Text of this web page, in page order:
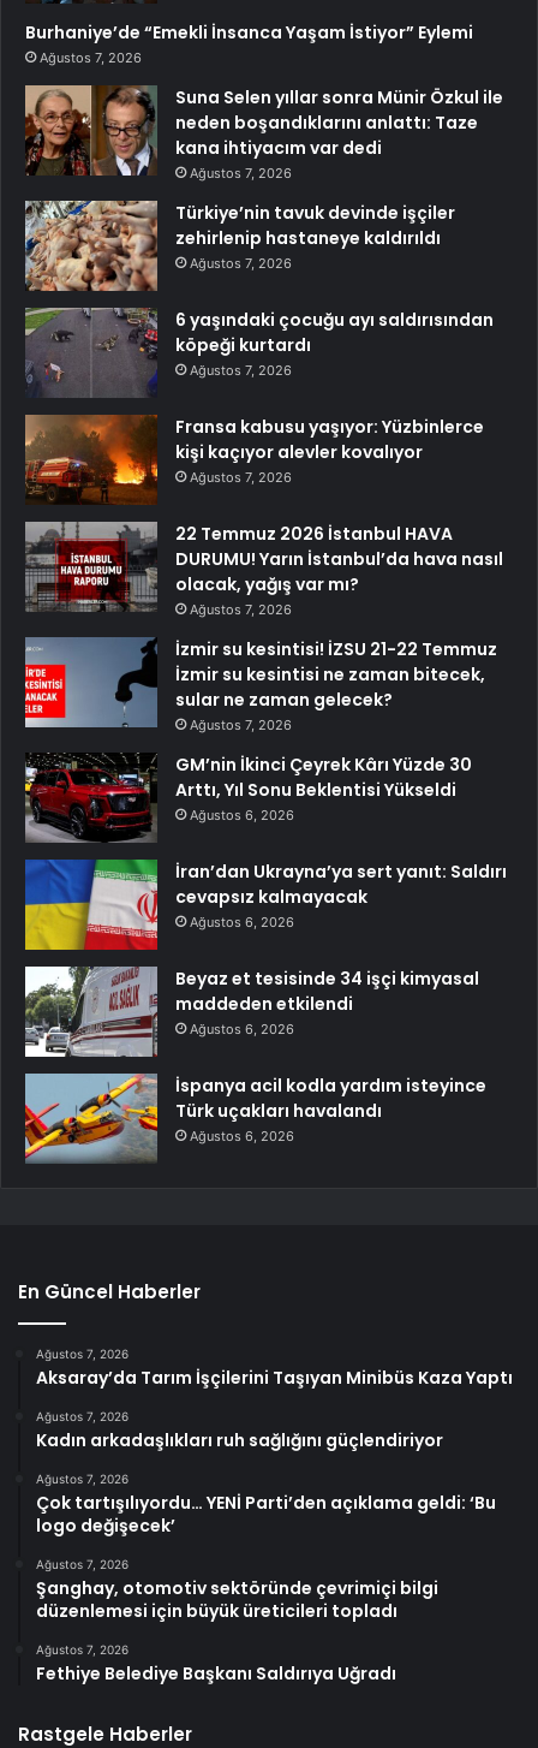
Burhaniye’de “Emekli İnsanca Yaşam İstiyor” Eylemi
Ağustos 7, 2026
Suna Selen yıllar sonra Münir Özkul ile
neden boşandıklarını anlattı: Taze
kana ihtiyacım var dedi
Ağustos 7, 2026
Türkiye’nin tavuk devinde işçiler
zehirlenip hastaneye kaldırıldı
Ağustos 7, 2026
6 yaşındaki çocuğu ayı saldırısından
köpeği kurtardı
Ağustos 7, 2026
Fransa kabusu yaşıyor: Yüzbinlerce
kişi kaçıyor alevler kovalıyor
Ağustos 7, 2026
22 Temmuz 2026 İstanbul HAVA
DURUMU! Yarın İstanbul’da hava nasıl
olacak, yağış var mı?
Ağustos 7, 2026
İzmir su kesintisi! İZSU 21-22 Temmuz
İzmir su kesintisi ne zaman bitecek,
sular ne zaman gelecek?
Ağustos 7, 2026
GM’nin İkinci Çeyrek Kârı Yüzde 30
Arttı, Yıl Sonu Beklentisi Yükseldi
Ağustos 6, 2026
İran’dan Ukrayna’ya sert yanıt: Saldırı
cevapsız kalmayacak
Ağustos 6, 2026
Beyaz et tesisinde 34 işçi kimyasal
maddeden etkilendi
Ağustos 6, 2026
İspanya acil kodla yardım isteyince
Türk uçakları havalandı
Ağustos 6, 2026
En Güncel Haberler
Ağustos 7, 2026
Aksaray’da Tarım İşçilerini Taşıyan Minibüs Kaza Yaptı
Ağustos 7, 2026
Kadın arkadaşlıkları ruh sağlığını güçlendiriyor
Ağustos 7, 2026
Çok tartışılıyordu… YENİ Parti’den açıklama geldi: ‘Bu
logo değişecek’
Ağustos 7, 2026
Şanghay, otomotiv sektöründe çevrimiçi bilgi
düzenlemesi için büyük üreticileri topladı
Ağustos 7, 2026
Fethiye Belediye Başkanı Saldırıya Uğradı
Rastgele Haberler